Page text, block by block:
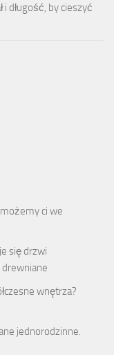
i długość, by cieszyć
ci we
się drzwi
wnętrza?
jednorodzinne.